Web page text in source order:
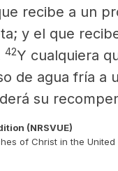
recibe a un
y el que
42Y cualquiera
de agua fría a
su
(NRSVUE)
of Christ in the